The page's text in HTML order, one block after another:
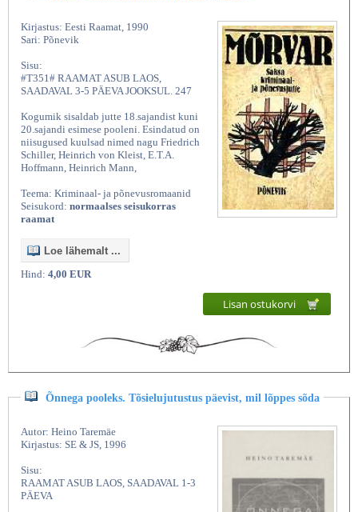
Kirjastus: Eesti Raamat, 1990
Sari: Põnevik
Sisu:
#T351# RAAMAT ASUB LAOS,
SAADAVAL 3-5 PÄEVA JOOKSUL. 247
Kogumik sisaldab jutte 18.sajandist kuni
20.sajandi esimese pooleni. Esindatud on
niisugused kuulsad nimed nagu Friedrich
Schiller, Heinrich von Kleist, E.T.A.
Hoffmann, Heinrich Mann,
Teema: Kriminaal- ja põnevusromaanid
Seisukord: normaalses seisukorras
raamat
Loe lähemalt ...
Hind: 4,00 EUR
Lisan ostukorvi
Õnnega pooleks. Tõsielujutustus päevist, mil lõppes sõda
Autor: Heino Taremäe
Kirjastus: SE & JS, 1996
Sisu:
RAAMAT ASUB LAOS, SAADAVAL 1-3
PÄEVA